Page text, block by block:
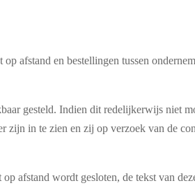
afstand en bestellingen tussen
gesteld. Indien dit redelijkerwijs niet
zijn in te zien en zij op verzoek van de
afstand wordt gesloten, de tekst van